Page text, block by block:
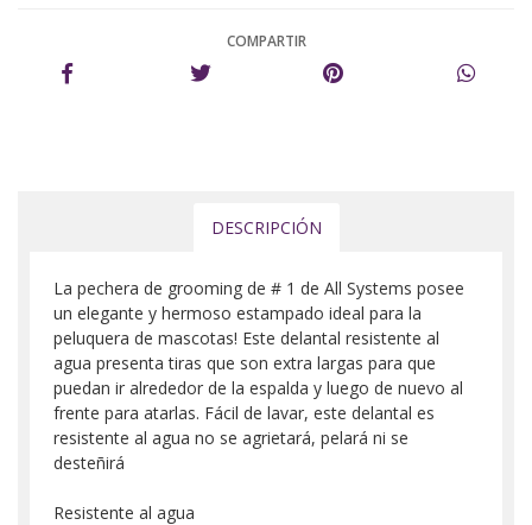
COMPARTIR
DESCRIPCIÓN
La pechera de grooming de # 1 de All Systems posee
un elegante y hermoso estampado ideal para la
peluquera de mascotas! Este delantal resistente al
agua presenta tiras que son extra largas para que
puedan ir alrededor de la espalda y luego de nuevo al
frente para atarlas. Fácil de lavar, este delantal es
resistente al agua no se agrietará, pelará ni se
desteñirá
Resistente al agua